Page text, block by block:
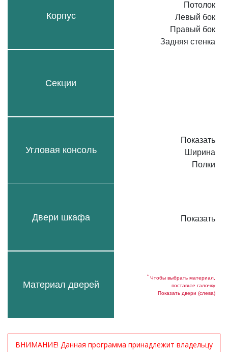
Корпус
Секции
Угловая консоль
Двери шкафа
Материал дверей
Потолок
Левый бок
Правый бок
Задняя стенка
Показать
Ширина
Полки
Показать
* Чтобы выбрать материал,
поставьте галочку
Показать двери (слева)
ВНИМАНИЕ! Данная программа принадлежит владельцу